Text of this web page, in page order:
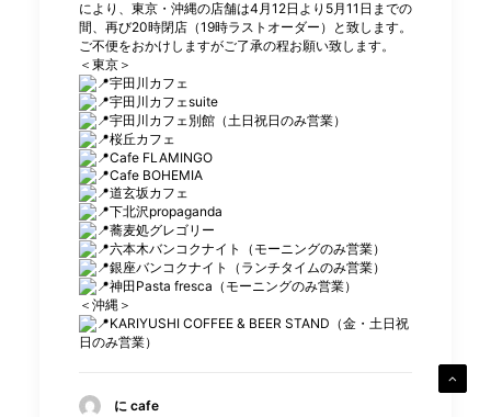
により、東京・沖縄の店舗は4月12日より5月11日までの
間、再び20時閉店（19時ラストオーダー）と致します。
ご不便をおかけしますがご了承の程お願い致します。
＜東京＞
宇田川カフェ
宇田川カフェsuite
宇田川カフェ別館（土日祝日のみ営業）
桜丘カフェ
Cafe FLAMINGO
Cafe BOHEMIA
道玄坂カフェ
下北沢propaganda
蕎麦処グレゴリー
六本木バンコクナイト（モーニングのみ営業）
銀座バンコクナイト（ランチタイムのみ営業）
神田Pasta fresca（モーニングのみ営業）
＜沖縄＞
KARIYUSHI COFFEE & BEER STAND（金・土日祝
日のみ営業）
に cafe